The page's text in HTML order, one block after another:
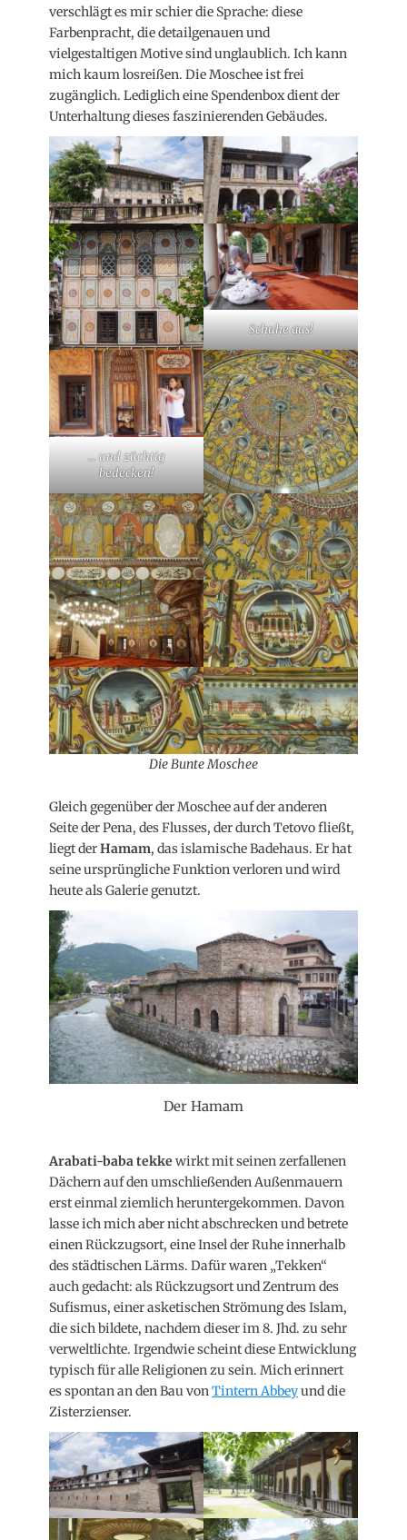
verschlägt es mir schier die Sprache: diese
Farbenpracht, die detailgenauen und
vielgestaltigen Motive sind unglaublich. Ich kann
mich kaum losreißen. Die Moschee ist frei
zugänglich. Lediglich eine Spendenbox dient der
Unterhaltung dieses faszinierenden Gebäudes.
Schuhe aus!
… und züchtig
bedecken!
Die Bunte Moschee
Gleich gegenüber der Moschee auf der anderen
Seite der Pena, des Flusses, der durch Tetovo fließt,
liegt derHamam, das islamische Badehaus. Er hat
seine ursprüngliche Funktion verloren und wird
heute als Galerie genutzt.
Der Hamam
Arabati-baba tekke wirkt mit seinen zerfallenen
Dächern auf den umschließenden Außenmauern
erst einmal ziemlich heruntergekommen. Davon
lasse ich mich aber nicht abschrecken und betrete
einen Rückzugsort, eine Insel der Ruhe innerhalb
des städtischen Lärms. Dafür waren „Tekken“
auch gedacht: als Rückzugsort und Zentrum des
Sufismus, einer asketischen Strömung des Islam,
die sich bildete, nachdem dieser im 8. Jhd. zu sehr
verweltlichte. Irgendwie scheint diese Entwicklung
typisch für alle Religionen zu sein. Mich erinnert
es spontan an den Bau vonTintern Abbeyund die
Zisterzienser.